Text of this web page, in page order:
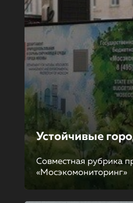
Устойчивые
Совместная рубрика
«Мосэкомониторинг»